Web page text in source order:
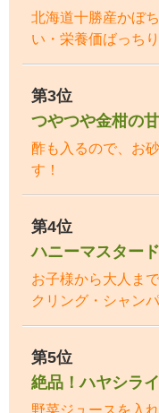
北海道十勝産かぼ
い・栄養価ばっち
第3位
つやつや金柑の
酢も入るので、お
す！
第4位
ハニーマスター
お子様から大人ま
クリング・シャン
第5位
絶品！ハヤシラ
野菜ジュースを入